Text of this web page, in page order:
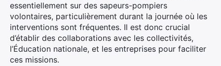
essentiellement sur des sapeurs-pompiers
volontaires, particulièrement durant la journée où les
interventions sont fréquentes. Il est donc crucial
d’établir des collaborations avec les collectivités,
l’Éducation nationale, et les entreprises pour faciliter
ces missions.